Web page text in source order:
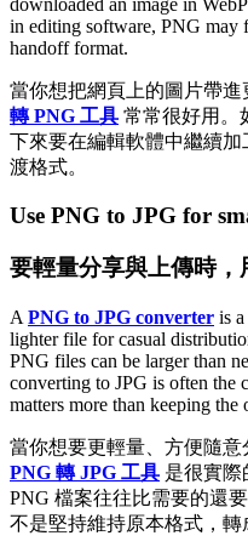
in editing software, PNG may
handoff format.
當你想把網頁上的圖片帶進
轉 PNG 工具 常常很好用。
下來要在編輯軟體中繼續
渡格式。
Use PNG to JPG for
要輕量分享與上傳時，
A PNG to JPG converter is
lighter file for casual
PNG files can be larger than
converting to JPG is often the
matters more than keeping the
當你想要更輕量、方便隨意
PNG 轉 JPG 工具 是很實際
PNG 檔案往往比需要的還
不是堅持維持原本格式，轉